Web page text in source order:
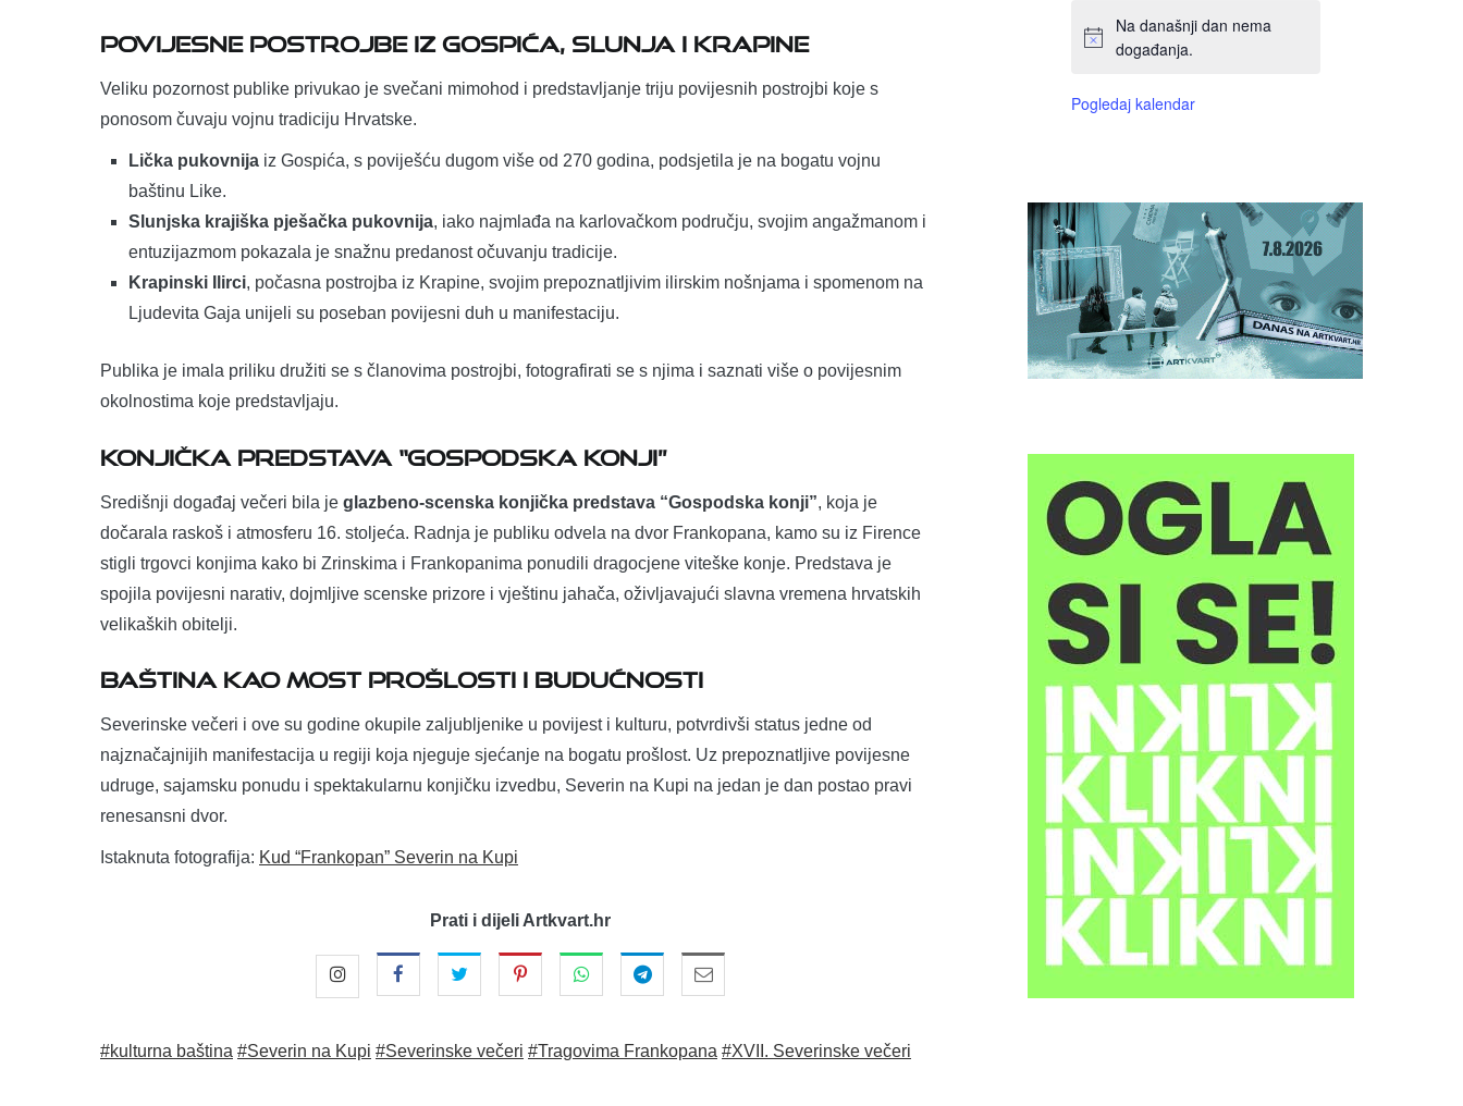
Povijesne postrojbe iz Gospića, Slunja i Krapine
Veliku pozornost publike privukao je svečani mimohod i predstavljanje triju povijesnih postrojbi koje s
ponosom čuvaju vojnu tradiciju Hrvatske.
Lička pukovnijaiz Gospića, s poviješću dugom više od 270 godina, podsjetila je na bogatu vojnu
baštinu Like.
Slunjska krajiška pješačka pukovnija, iako najmlađa na karlovačkom području, svojim angažmanom i
entuzijazmom pokazala je snažnu predanost očuvanju tradicije.
Krapinski Ilirci, počasna postrojba iz Krapine, svojim prepoznatljivim ilirskim nošnjama i spomenom na
Ljudevita Gaja unijeli su poseban povijesni duh u manifestaciju.
Publika je imala priliku družiti se s članovima postrojbi, fotografirati se s njima i saznati više o povijesnim
okolnostima koje predstavljaju.
Konjička predstava “Gospodska konji”
Središnji događaj večeri bila je glazbeno-scenska konjička predstava “Gospodska konji”, koja je
dočarala raskoš i atmosferu 16. stoljeća. Radnja je publiku odvela na dvor Frankopana, kamo su iz Firence
stigli trgovci konjima kako bi Zrinskima i Frankopanima ponudili dragocjene viteške konje. Predstava je
spojila povijesni narativ, dojmljive scenske prizore i vještinu jahača, oživljavajući slavna vremena hrvatskih
velikaških obitelji.
Baština kao most prošlosti i budućnosti
Severinske večeri i ove su godine okupile zaljubljenike u povijest i kulturu, potvrdivši status jedne od
najznačajnijih manifestacija u regiji koja njeguje sjećanje na bogatu prošlost. Uz prepoznatljive povijesne
udruge, sajamsku ponudu i spektakularnu konjičku izvedbu, Severin na Kupi na jedan je dan postao pravi
renesansni dvor.
Istaknuta fotografija: Kud “Frankopan” Severin na Kupi
Prati i dijeli Artkvart.hr
#kulturna baština #Severin na Kupi #Severinske večeri #Tragovima Frankopana #XVII. Severinske večeri
Na današnji dan nema
događanja.
Pogledaj kalendar